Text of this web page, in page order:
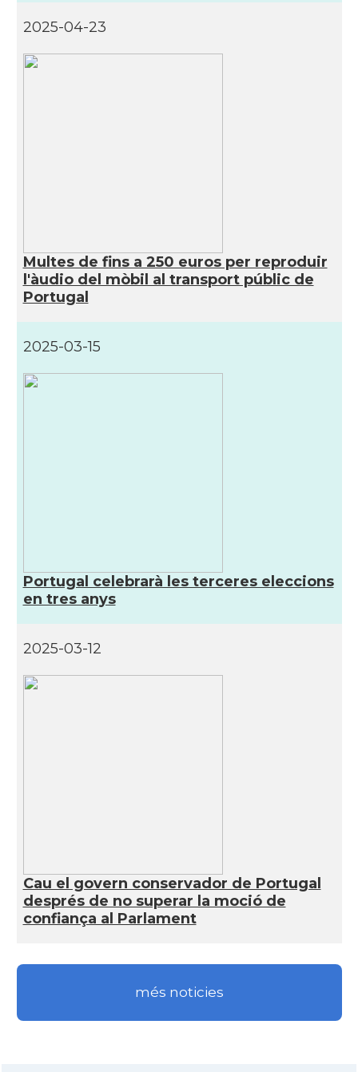
2025-04-23
Multes de fins a 250 euros per reproduir
l'àudio del mòbil al transport públic de
Portugal
2025-03-15
Portugal celebrarà les terceres eleccions
en tres anys
2025-03-12
Cau el govern conservador de Portugal
després de no superar la moció de
confiança al Parlament
més noticies